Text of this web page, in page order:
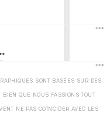
SONT BASÉES SUR DES
BIEN QUE NOUS FASSIONS TOUT
NE PAS COÏNCIDER AVEC LES